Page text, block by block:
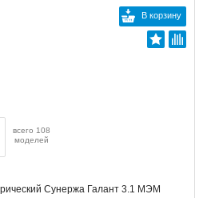
В корзину
всего 108
моделей
Сунержа Галант 3.1 МЭМ